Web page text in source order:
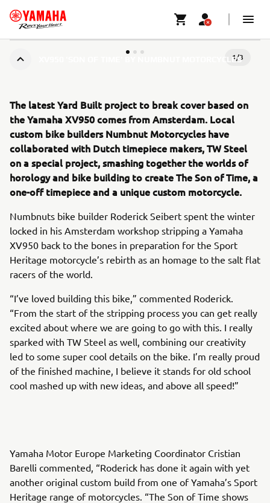
XV950 'SON OF TIME' BY NUMBNUT MOTORCYCLES
1/3
The latest Yard Built project to break cover based on
the Yamaha XV950 comes from Amsterdam. Local
custom bike builders Numbnut Motorcycles have
collaborated with Dutch timepiece makers, TW Steel
on a special project, smashing together the worlds of
horology and bike building to create The Son of Time, a
one-off timepiece and a unique custom motorcycle.
Numbnuts bike builder Roderick Seibert spent the winter
locked in his Amsterdam workshop stripping a Yamaha
XV950 back to the bones in preparation for the Sport
Heritage motorcycle’s rebirth as an homage to the salt flat
racers of the world.
“I’ve loved building this bike,” commented Roderick.
“From the start of the stripping process you can get really
excited about where we are going to go with this. I really
sparked with TW Steel as well, combining our creativity
led to some super cool details on the bike. I’m really proud
of the finished machine, I believe it stands for old school
cool mashed up with new ideas, and above all speed!”
Yamaha Motor Europe Marketing Coordinator Cristian
Barelli commented, “Roderick has done it again with yet
another original custom build from one of Yamaha’s Sport
Heritage range of motorcycles. “The Son of Time shows